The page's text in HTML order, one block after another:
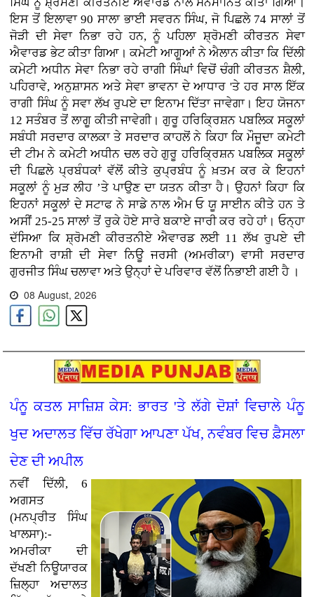
ਇਸ ਤੋਂ ਇਲਾਵਾ 90 ਸਾਲਾ ਭਾਈ ਸਵਰਨ ਸਿੰਘ, ਜੋ ਪਿਛਲੇ 74 ਸਾਲਾਂ ਤੋਂ
ਜੋੜੀ ਦੀ ਸੇਵਾ ਨਿਭਾ ਰਹੇ ਹਨ, ਨੂੰ ਪਹਿਲਾ ਸ਼੍ਰੋਮਣੀ ਕੀਰਤਨ ਸੇਵਾ
ਐਵਾਰਡ ਭੇਟ ਕੀਤਾ ਗਿਆ। ਕਮੇਟੀ ਆਗੂਆਂ ਨੇ ਐਲਾਨ ਕੀਤਾ ਕਿ ਦਿੱਲੀ
ਕਮੇਟੀ ਅਧੀਨ ਸੇਵਾ ਨਿਭਾ ਰਹੇ ਰਾਗੀ ਸਿੰਘਾਂ ਵਿਚੋਂ ਚੰਗੀ ਕੀਰਤਨ ਸ਼ੈਲੀ,
ਪਹਿਰਾਵੇ, ਅਨੁਸ਼ਾਸਨ ਅਤੇ ਸੇਵਾ ਭਾਵਨਾ ਦੇ ਆਧਾਰ 'ਤੇ ਹਰ ਸਾਲ ਇੱਕ
ਰਾਗੀ ਸਿੰਘ ਨੂੰ ਸਵਾ ਲੱਖ ਰੁਪਏ ਦਾ ਇਨਾਮ ਦਿੱਤਾ ਜਾਵੇਗਾ। ਇਹ ਯੋਜਨਾ
12 ਸਤੰਬਰ ਤੋਂ ਲਾਗੂ ਕੀਤੀ ਜਾਵੇਗੀ। ਗੁਰੂ ਹਰਿਕ੍ਰਿਸ਼ਨ ਪਬਲਿਕ ਸਕੂਲਾਂ
ਸਬੰਧੀ ਸਰਦਾਰ ਕਾਲਕਾ ਤੇ ਸਰਦਾਰ ਕਾਹਲੋਂ ਨੇ ਕਿਹਾ ਕਿ ਮੌਜੂਦਾ ਕਮੇਟੀ
ਦੀ ਟੀਮ ਨੇ ਕਮੇਟੀ ਅਧੀਨ ਚਲ ਰਹੇ ਗੁਰੂ ਹਰਿਕ੍ਰਿਸ਼ਨ ਪਬਲਿਕ ਸਕੂਲਾਂ
ਦੀ ਪਿਛਲੇ ਪ੍ਰਬੰਧਕਾਂ ਵੱਲੋਂ ਕੀਤੇ ਕੁਪ੍ਰਬੰਧ ਨੂੰ ਖ਼ਤਮ ਕਰ ਕੇ ਇਹਨਾਂ
ਸਕੂਲਾਂ ਨੂੰ ਮੁੜ ਲੀਹ ’ਤੇ ਪਾਉਣ ਦਾ ਯਤਨ ਕੀਤਾ ਹੈ। ਉਹਨਾਂ ਕਿਹਾ ਕਿ
ਇਹਨਾਂ ਸਕੂਲਾਂ ਦੇ ਸਟਾਫ ਨੇ ਸਾਡੇ ਨਾਲ ਐਮ ਓ ਯੂ ਸਾਈਨ ਕੀਤੇ ਹਨ ਤੇ
ਅਸੀਂ 25-25 ਸਾਲਾਂ ਤੋਂ ਰੁਕੇ ਹੋਏ ਸਾਰੇ ਬਕਾਏ ਜਾਰੀ ਕਰ ਰਹੇ ਹਾਂ। ਓਨ੍ਹਾ
ਦੱਸਿਆ ਕਿ ਸ਼੍ਰੋਮਣੀ ਕੀਰਤਨੀਏ ਐਵਾਰਡ ਲਈ 11 ਲੱਖ ਰੁਪਏ ਦੀ
ਇਨਾਮੀ ਰਾਸ਼ੀ ਦੀ ਸੇਵਾ ਨਿਊ ਜਰਸੀ (ਅਮਰੀਕਾ) ਵਾਸੀ ਸਰਦਾਰ
ਗੁਰਜੀਤ ਸਿੰਘ ਚਲਾਵਾ ਅਤੇ ਉਨ੍ਹਾਂ ਦੇ ਪਰਿਵਾਰ ਵੱਲੋਂ ਨਿਭਾਈ ਗਈ ਹੈ ।
08 August, 2026
ਪੰਨੂ ਕਤਲ ਸਾਜ਼ਿਸ਼ ਕੇਸ: ਭਾਰਤ 'ਤੇ ਲੱਗੇ ਦੋਸ਼ਾਂ ਵਿਚਾਲੇ ਪੰਨੂ
ਖੁਦ ਅਦਾਲਤ ਵਿੱਚ ਰੱਖੇਗਾ ਆਪਣਾ ਪੱਖ, ਨਵੰਬਰ ਵਿਚ ਫ਼ੈਸਲਾ
ਦੇਣ ਦੀ ਅਪੀਲ
ਨਵੀਂ ਦਿੱਲੀ, 6
ਅਗਸਤ
(ਮਨਪ੍ਰੀਤ ਸਿੰਘ
ਖਾਲਸਾ):-
ਅਮਰੀਕਾ ਦੀ
ਦੱਖਣੀ ਨਿਊਯਾਰਕ
ਜ਼ਿਲ੍ਹਾ ਅਦਾਲਤ